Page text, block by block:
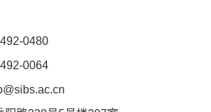
0480
0064